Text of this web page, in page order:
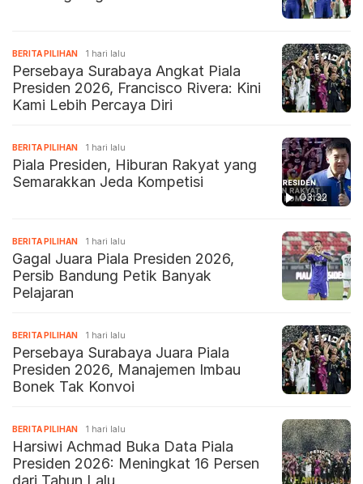
BERITA PILIHAN 1 hari lalu
Persebaya Surabaya Angkat Piala
Presiden 2026, Francisco Rivera: Kini
Kami Lebih Percaya Diri
03:32
BERITA PILIHAN 1 hari lalu
Piala Presiden, Hiburan Rakyat yang
Semarakkan Jeda Kompetisi
BERITA PILIHAN 1 hari lalu
Gagal Juara Piala Presiden 2026,
Persib Bandung Petik Banyak
Pelajaran
BERITA PILIHAN 1 hari lalu
Persebaya Surabaya Juara Piala
Presiden 2026, Manajemen Imbau
Bonek Tak Konvoi
BERITA PILIHAN 1 hari lalu
Harsiwi Achmad Buka Data Piala
Presiden 2026: Meningkat 16 Persen